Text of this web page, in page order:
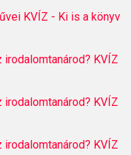
KVÍZ - Ki is a könyv
irodalomtanárod? KVÍZ
irodalomtanárod? KVÍZ
irodalomtanárod? KVÍZ